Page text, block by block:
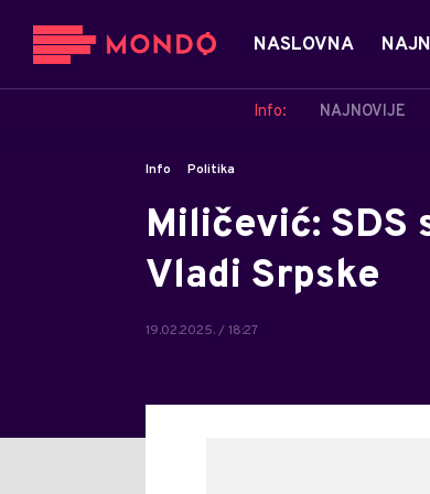
NASLOVNA
Info: NAJNOVIJE
Info Politika
Miličević: SDS
Vladi Srpske
19.02.2025. / 18:27